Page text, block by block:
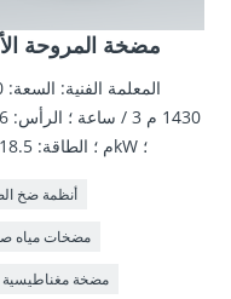
مضخة المروحة
م ؛ الطاقة: 18.5 ~ 55kW ؛
أنظمة ضخ
مضخات مياه
مضخة مغناطيسية